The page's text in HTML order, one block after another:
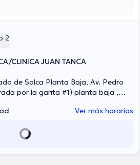
2
CLINICA JUAN TANCA
de Solca Planta Baja, Av. Pedro
por la garita #1) planta baja ,
Ver más horarios